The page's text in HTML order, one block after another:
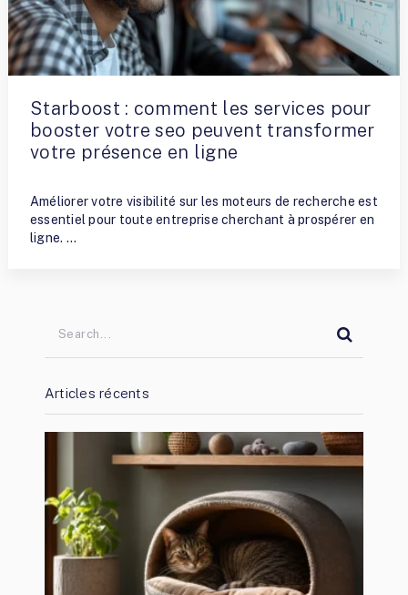
Starboost : comment les services pour
booster votre seo peuvent transformer
votre présence en ligne
Améliorer votre visibilité sur les moteurs de recherche est
essentiel pour toute entreprise cherchant à prospérer en
ligne. …
Articles récents